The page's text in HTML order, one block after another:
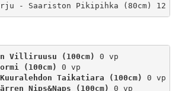
- Saariston Pikipihka (80cm) 12
Villiruusu (100cm)
(100cm)
Taikatiara (100cm)
Nips&Naps (100cm) 0 vp